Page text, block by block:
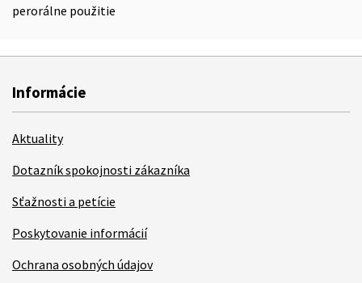
perorálne použitie
Informácie
Aktuality
Dotazník spokojnosti zákazníka
Sťažnosti a petície
Poskytovanie informácií
Ochrana osobných údajov